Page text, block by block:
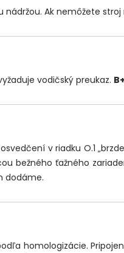
Ak nemôžete
vodičský preukaz.
v riadku O.1
bežného ťažného
dodáme.
homologizácie.